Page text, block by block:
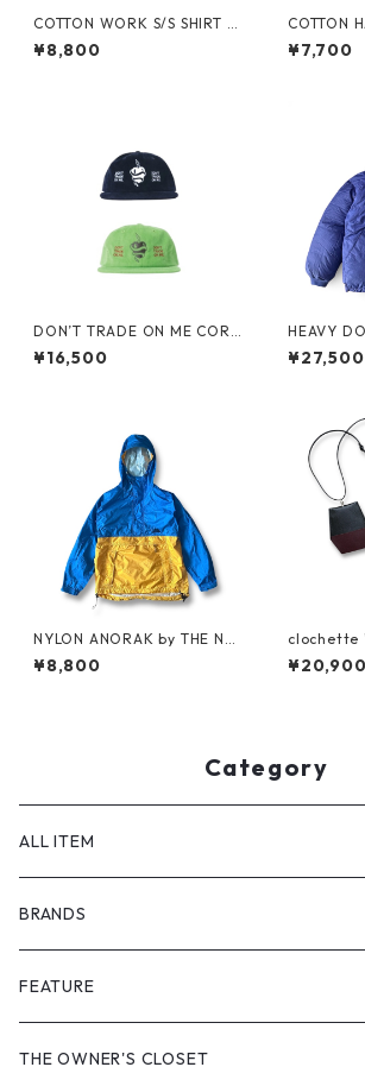
COTTON WORK S/S SHIRT by
stussy
¥8,800
COTTON
PACIFIC
¥7,700
DON’T TRADE ON ME CORD
S CAP by Little Yarmouth
¥16,500
HEAVY
ORTH FACE
¥27,500
NYLON ANORAK by THE NO
RTH FACE
¥8,800
clochette
¥20,900
Category
ALL ITEM
BRANDS
GHOST ALMOSTBLACK
PRODUCT TWELVE
FEATURE
NEW VINTAGE
THE OWNER'S CLOSET